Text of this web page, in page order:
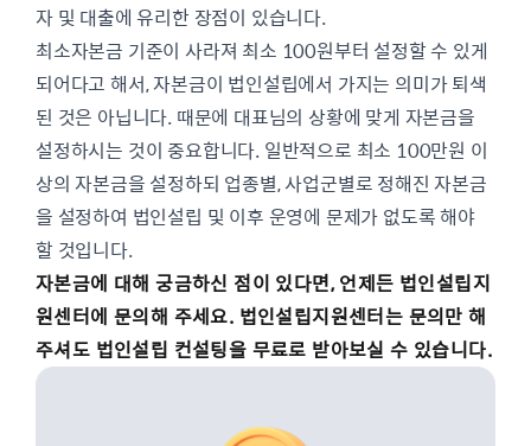
자 및 대출에 유리한 장점이 있습니다.
최소자본금 기준이 사라져 최소 100원부터 설정할 수 있게
되어다고 해서, 자본금이 법인설립에서 가지는 의미가 퇴색
된 것은 아닙니다. 때문에 대표님의 상황에 맞게 자본금을
설정하시는 것이 중요합니다. 일반적으로 최소 100만원 이
상의 자본금을 설정하되 업종별, 사업군별로 정해진 자본금
을 설정하여 법인설립 및 이후 운영에 문제가 없도록 해야
할 것입니다.
자본금에 대해 궁금하신 점이 있다면, 언제든 법인설립지
원센터에 문의해 주세요. 법인설립지원센터는 문의만 해
주셔도 법인설립 컨설팅을 무료로 받아보실 수 있습니다.